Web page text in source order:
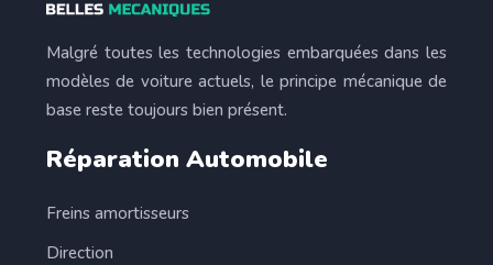
Malgré toutes les technologies embarquées dans les
modèles de voiture actuels, le principe mécanique de
base reste toujours bien présent.
Réparation Automobile
Freins amortisseurs
Direction